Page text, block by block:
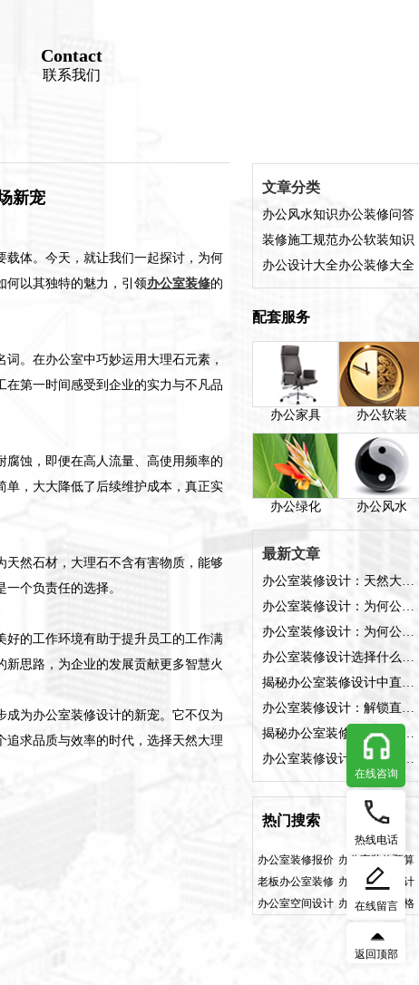
Contact
联系我们
新宠
载体。今天，就让我们一起探讨，为何
何以其独特的魅力，引领办公室装修的
。在办公室中巧妙运用大理石元素，
第一时间感受到企业的实力与不凡品
蚀，即便在高人流量、高使用频率的
单，大大降低了后续维护成本，真正实
然石材，大理石不含有害物质，能够
个负责任的选择。
好的工作环境有助于提升员工的工作满
思路，为企业的发展贡献更多智慧火
为办公室装修设计的新宠。它不仅为
求品质与效率的时代，选择天然大理
文章分类
办公风水知识办公装修问答
装修施工规范办公软装知识
办公设计大全办公装修大全
配套服务
办公家具 办公软装
办公绿化 办公风水
最新文章
办公室装修设计：天然大理石，奢华与实用并蓄的职场新宠
办公室装修设计：为何公司“金库”需隐密设计，守护企业财富的安全港湾?
办公室装修设计：为何公司“金库”需隐密设计，守护企业财富的安全港湾?
办公室装修设计选择什么款式的直接型灯具好？
揭秘办公室装修设计中直接型灯具的非凡魅力!
办公室装修设计：解锁直接型灯具选购之道
揭秘办公室装修设计中直接型灯具的精选秘籍
办公室装修设计：揭秘直接型灯具如何点亮高效办公空间!
热门搜索
办公室装修报价 办公室装修预算
老板办公室装修 办公室软装设计
办公室空间设计 办公室装修风格
在线咨询
热线电话
在线留言
返回顶部